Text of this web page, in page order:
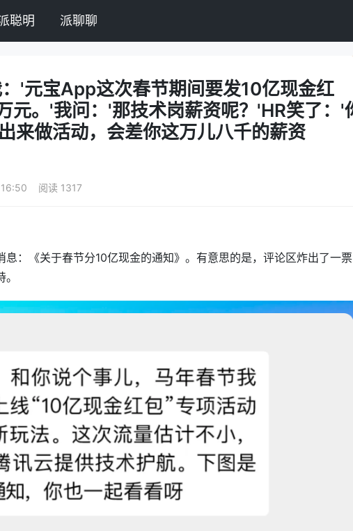
聪明 派聊聊
'元宝App这次春节期间要发10亿现金红
元。'我问：'那技术岗薪资呢？'HR笑了：'
来做活动，会差你这万儿八千的薪资
阅读 1317
息：《关于春节分10亿现金的通知》。有意思的是，评论区炸出了一票